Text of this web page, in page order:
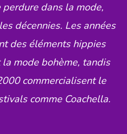
dans la mode,
décennies. Les années
des éléments hippies
mode bohème, tandis
commercialisent le
comme Coachella.